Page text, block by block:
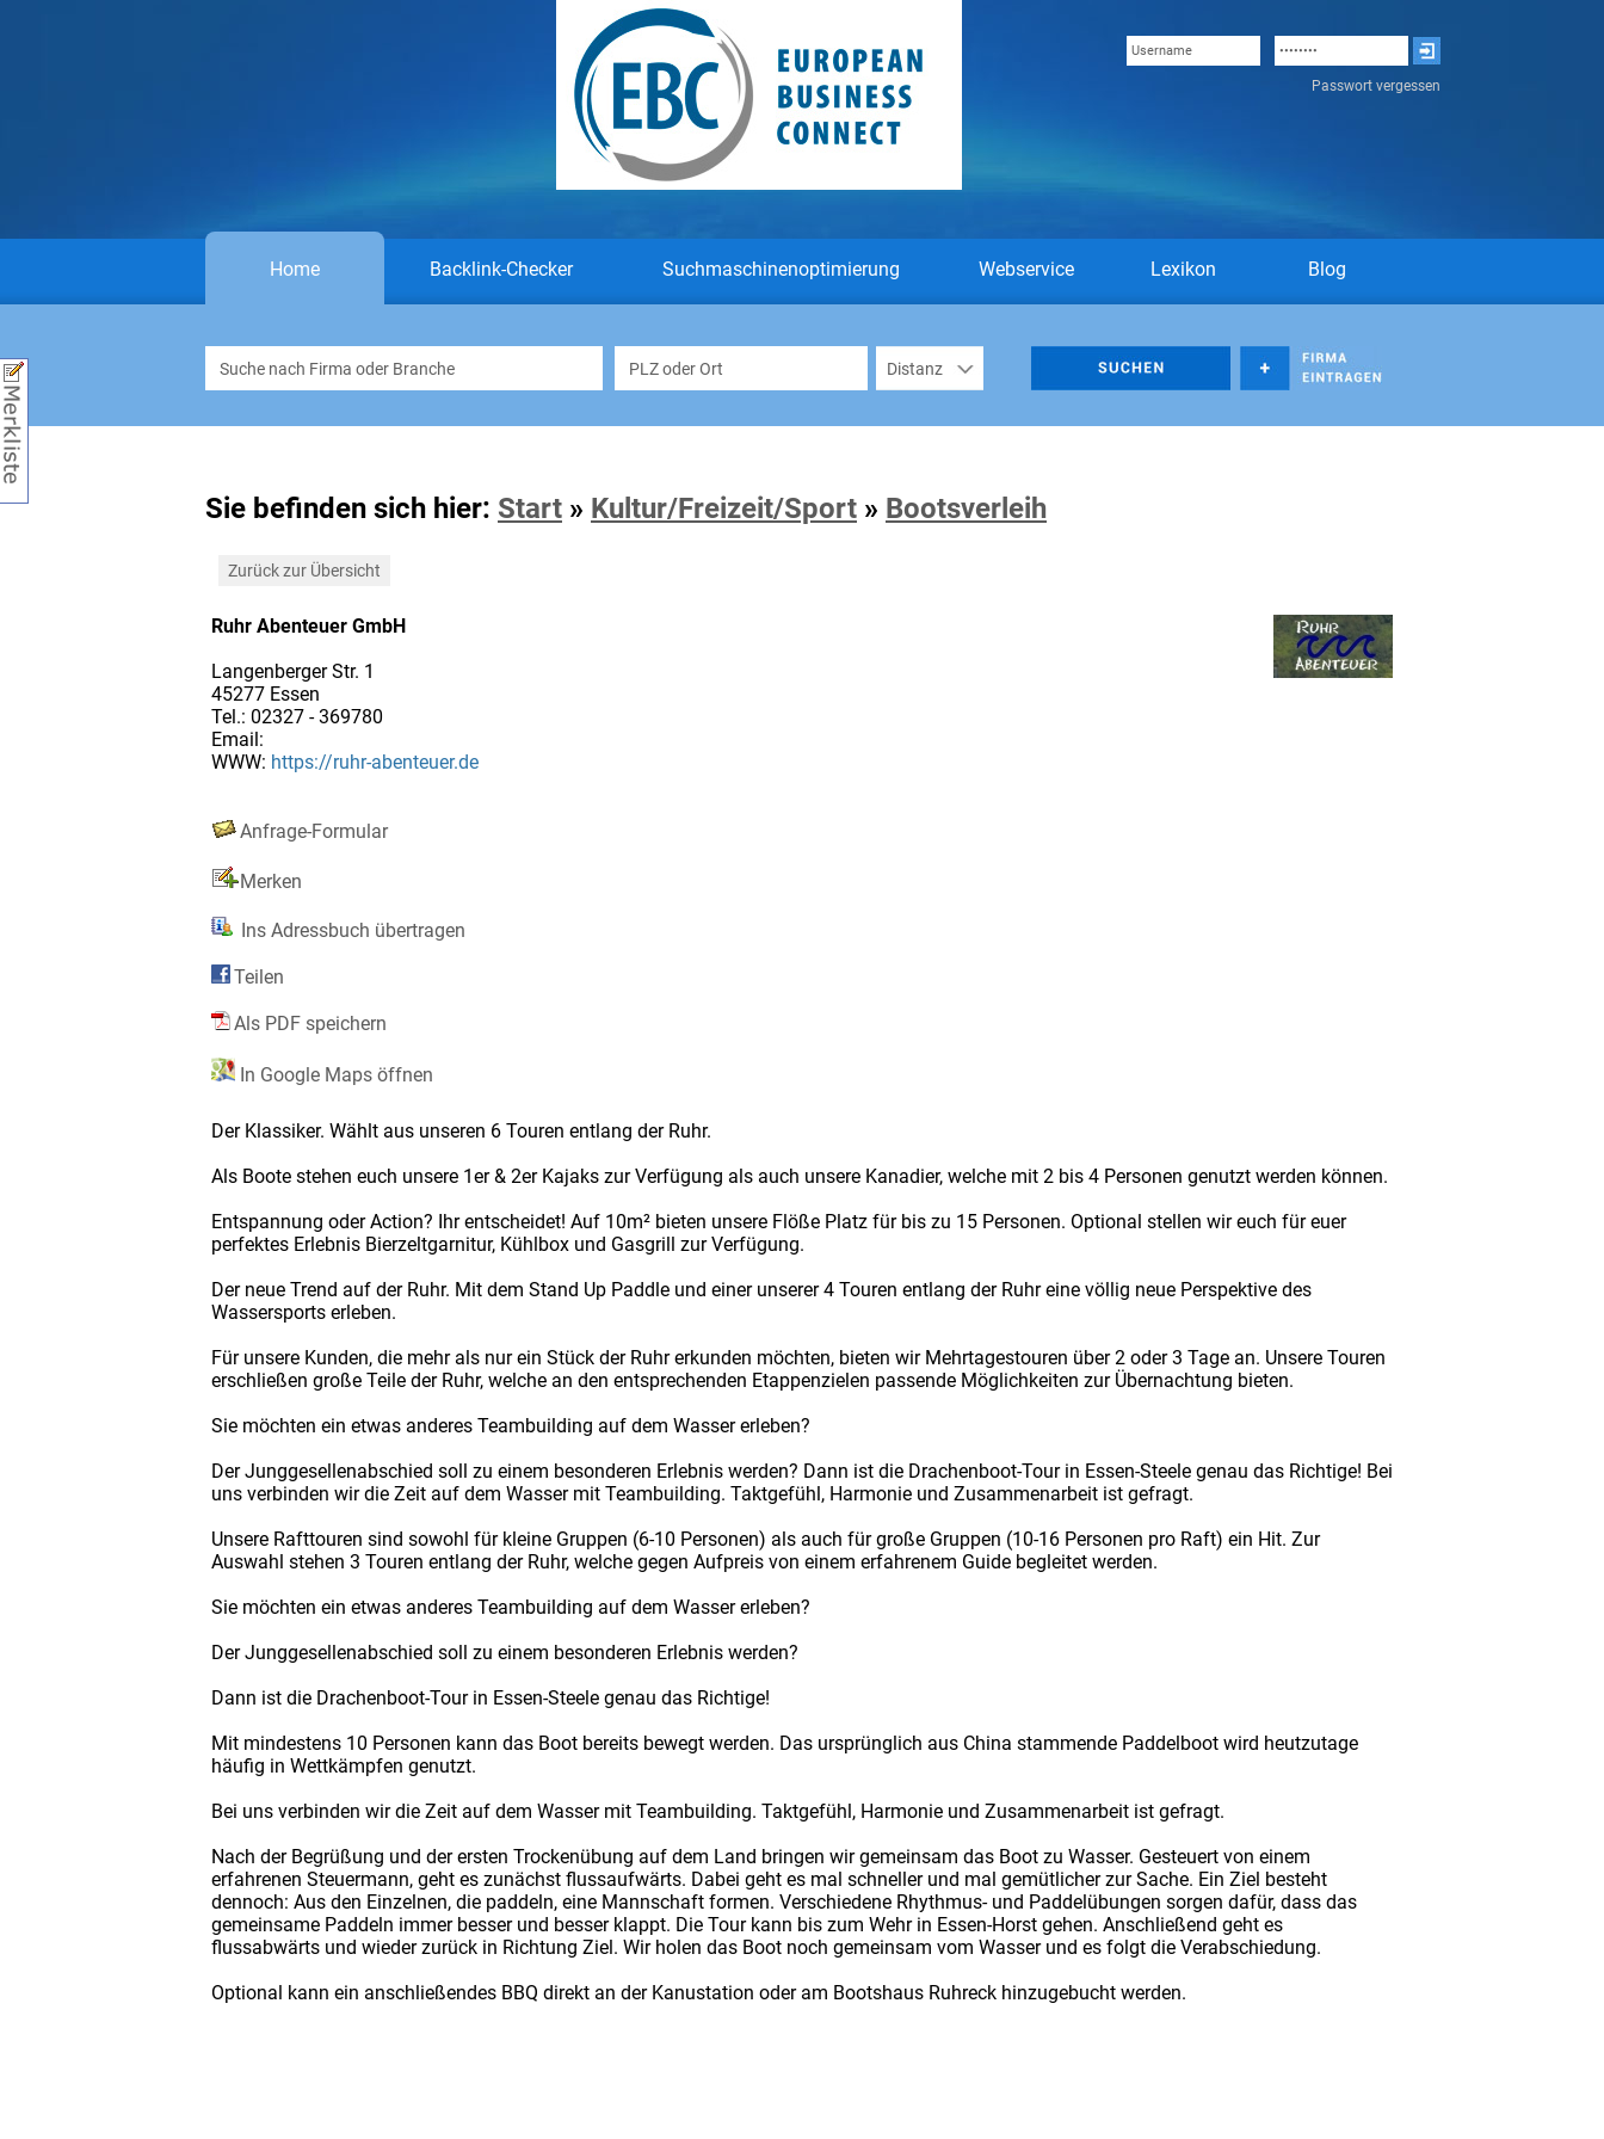
Passwort vergessen
Home Backlink-Checker Suchmaschinenoptimierung Webservice Lexikon Blog
Sie befinden sich hier: Start » Kultur/Freizeit/Sport » Bootsverleih
Zurück zur Übersicht
Ruhr Abenteuer GmbH
Langenberger Str. 1
45277 Essen
Tel.: 02327 - 369780
Email:
WWW: https://ruhr-abenteuer.de
Anfrage-Formular
Merken
Ins Adressbuch übertragen
Teilen
Als PDF speichern
In Google Maps öffnen
Der Klassiker. Wählt aus unseren 6 Touren entlang der Ruhr.
Als Boote stehen euch unsere 1er & 2er Kajaks zur Verfügung als auch unsere Kanadier, welche mit 2 bis 4 Personen genutzt werden können.
Entspannung oder Action? Ihr entscheidet! Auf 10m² bieten unsere Flöße Platz für bis zu 15 Personen. Optional stellen wir euch für euer
perfektes Erlebnis Bierzeltgarnitur, Kühlbox und Gasgrill zur Verfügung.
Der neue Trend auf der Ruhr. Mit dem Stand Up Paddle und einer unserer 4 Touren entlang der Ruhr eine völlig neue Perspektive des
Wassersports erleben.
Für unsere Kunden, die mehr als nur ein Stück der Ruhr erkunden möchten, bieten wir Mehrtagestouren über 2 oder 3 Tage an. Unsere Touren
erschließen große Teile der Ruhr, welche an den entsprechenden Etappenzielen passende Möglichkeiten zur Übernachtung bieten.
Sie möchten ein etwas anderes Teambuilding auf dem Wasser erleben?
Der Junggesellenabschied soll zu einem besonderen Erlebnis werden? Dann ist die Drachenboot-Tour in Essen-Steele genau das Richtige! Bei
uns verbinden wir die Zeit auf dem Wasser mit Teambuilding. Taktgefühl, Harmonie und Zusammenarbeit ist gefragt.
Unsere Rafttouren sind sowohl für kleine Gruppen (6-10 Personen) als auch für große Gruppen (10-16 Personen pro Raft) ein Hit. Zur
Auswahl stehen 3 Touren entlang der Ruhr, welche gegen Aufpreis von einem erfahrenem Guide begleitet werden.
Sie möchten ein etwas anderes Teambuilding auf dem Wasser erleben?
Der Junggesellenabschied soll zu einem besonderen Erlebnis werden?
Dann ist die Drachenboot-Tour in Essen-Steele genau das Richtige!
Mit mindestens 10 Personen kann das Boot bereits bewegt werden. Das ursprünglich aus China stammende Paddelboot wird heutzutage
häufig in Wettkämpfen genutzt.
Bei uns verbinden wir die Zeit auf dem Wasser mit Teambuilding. Taktgefühl, Harmonie und Zusammenarbeit ist gefragt.
Nach der Begrüßung und der ersten Trockenübung auf dem Land bringen wir gemeinsam das Boot zu Wasser. Gesteuert von einem
erfahrenen Steuermann, geht es zunächst flussaufwärts. Dabei geht es mal schneller und mal gemütlicher zur Sache. Ein Ziel besteht
dennoch: Aus den Einzelnen, die paddeln, eine Mannschaft formen. Verschiedene Rhythmus- und Paddelübungen sorgen dafür, dass das
gemeinsame Paddeln immer besser und besser klappt. Die Tour kann bis zum Wehr in Essen-Horst gehen. Anschließend geht es
flussabwärts und wieder zurück in Richtung Ziel. Wir holen das Boot noch gemeinsam vom Wasser und es folgt die Verabschiedung.
Optional kann ein anschließendes BBQ direkt an der Kanustation oder am Bootshaus Ruhreck hinzugebucht werden.